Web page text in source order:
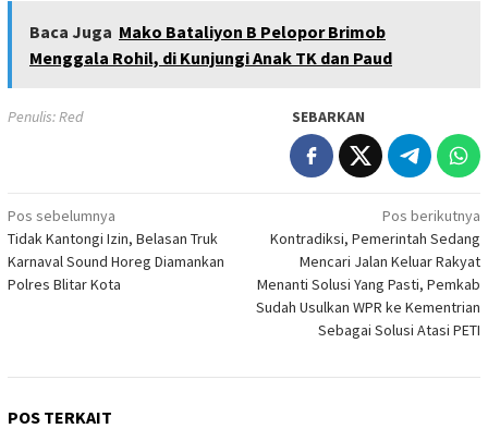
Baca Juga Mako Bataliyon B Pelopor Brimob
Menggala Rohil, di Kunjungi Anak TK dan Paud
Penulis: Red SEBARKAN
Navigasi
pos
Pos sebelumnya
Tidak Kantongi Izin, Belasan Truk
Karnaval Sound Horeg Diamankan
Polres Blitar Kota
Pos berikutnya
Kontradiksi, Pemerintah Sedang
Mencari Jalan Keluar Rakyat
Menanti Solusi Yang Pasti, Pemkab
Sudah Usulkan WPR ke Kementrian
Sebagai Solusi Atasi PETI
POS TERKAIT